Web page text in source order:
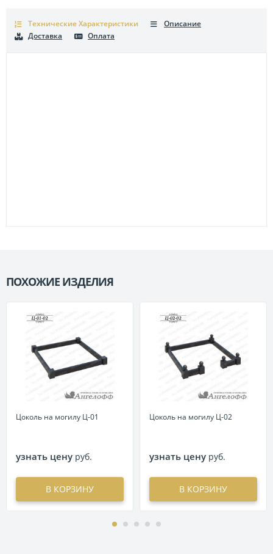
Технические Характеристики
Описание
Доставка
Оплата
ПОХОЖИЕ ИЗДЕЛИЯ
Цоколь на могилу Ц-01
узнать цену руб.
В КОРЗИНУ
Цоколь на могилу Ц-02
узнать цену руб.
В КОРЗИНУ